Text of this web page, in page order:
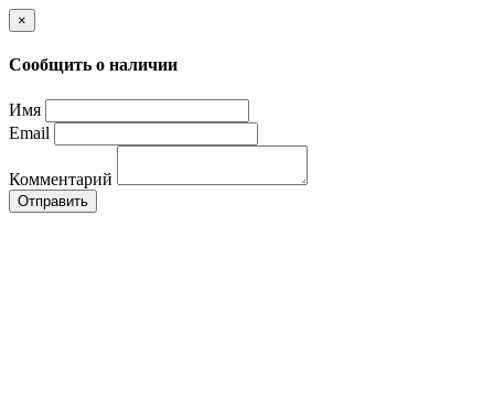
×
Сообщить о наличии
Имя
Email
Комментарий
Отправить